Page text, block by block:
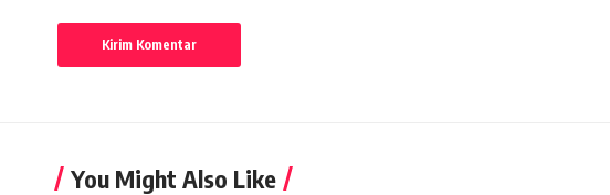
You Might Also Like